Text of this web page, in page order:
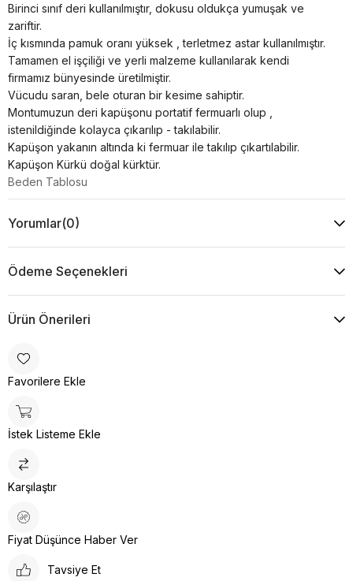
Birinci sınıf deri kullanılmıştır, dokusu oldukça yumuşak ve
zariftir.
İç kısmında pamuk oranı yüksek , terletmez astar kullanılmıştır.
Tamamen el işçiliği ve yerli malzeme kullanılarak kendi
firmamız bünyesinde üretilmiştir.
Vücudu saran, bele oturan bir kesime sahiptir.
Montumuzun deri kapüşonu portatif fermuarlı olup ,
istenildiğinde kolayca çıkarılıp - takılabilir.
Kapüşon yakanın altında ki fermuar ile takılıp çıkartılabilir.
Kapüşon Kürkü doğal kürktür.
Beden Tablosu
Yorumlar(0)
Ödeme Seçenekleri
Ürün Önerileri
Favorilere Ekle
İstek Listeme Ekle
Karşılaştır
Fiyat Düşünce Haber Ver
Tavsiye Et